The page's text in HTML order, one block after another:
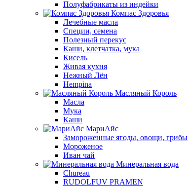
Полуфабрикаты из индейки
Компас Здоровья
Лечебные масла
Специи, семена
Полезный перекус
Каши, клетчатка, мука
Кисель
Живая кухня
Нежный Лён
Hempina
Масляный Король
Масла
Мука
Каши
МариАйс
Замороженные ягоды, овощи, грибы
Мороженое
Иван чай
Минеральная вода
Chureau
RUDOLFUV PRAMEN